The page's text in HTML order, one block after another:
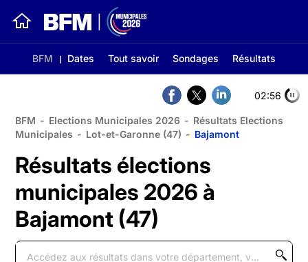
BFM Dates Tout savoir Sondages Résultats
02:56
BFM - Elections Municipales 2026 - Résultats Elections
Municipales - Lot-et-Garonne (47) - Bajamont
Résultats élections
municipales 2026 à
Bajamont (47)